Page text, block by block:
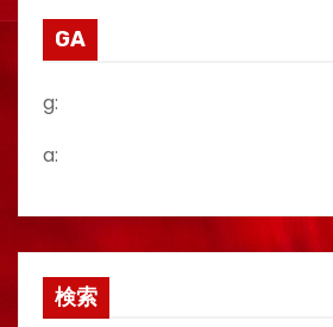
GA
g:
a:
検索